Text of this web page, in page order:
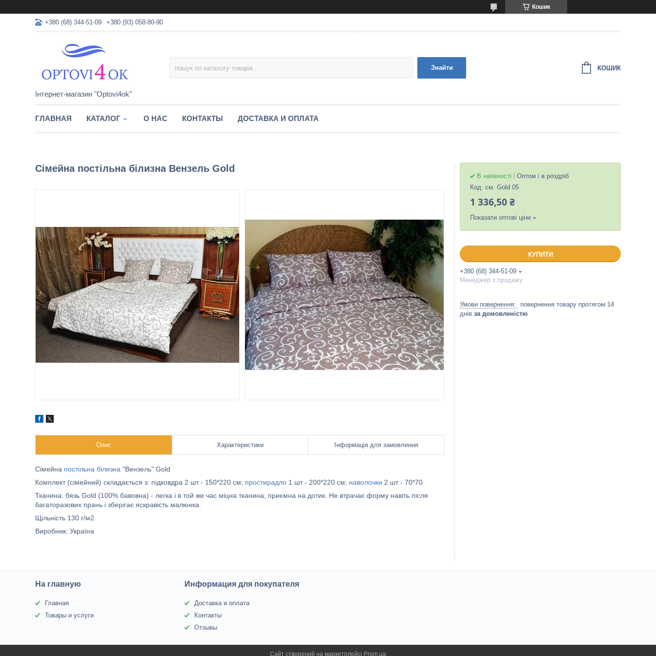
Кошик
+380 (68) 344-51-09 +380 (93) 058-80-90
Інтернет-магазин "Optovi4ok"
Знайти КОШИК
ГЛАВНАЯ КАТАЛОГ О НАС КОНТАКТЫ ДОСТАВКА И ОПЛАТА
Сімейна постільна білизна Вензель Gold
Опис Характеристики Інформація для замовлення
Сімейна постільна білизна "Вензель" Gold
Комплект (сімейний) складається з: підковдра 2 шт - 150*220 см; простирадло 1 шт - 200*220 см; наволочки 2 шт - 70*70
Тканина: бязь Gold (100% бавовна) - легка і в той же час міцна тканина, приємна на дотик. Не втрачає форму навіть після
багаторазових прань і зберігає яскравість малюнка.
Щільність 130 г/м2
Виробник: Україна
В наявності
Оптом і в роздріб
Код: см. Gold 05
1 336,50 ₴
Показати оптові ціни
КУПИТИ
+380 (68) 344-51-09
Менеджер з продажу
повернення товару протягом 14
днів за домовленістю
На главную
Главная
Товары и услуги
Информация для покупателя
Доставка и оплата
Контакты
Отзывы
Сайт створений на маркетплейсі Prom.ua